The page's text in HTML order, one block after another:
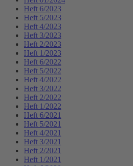
Heft 6/2023
Heft 5/2023
Heft 4/2023
Heft 3/2023
Heft 2/2023
Heft 1/2023
Heft 6/2022
Heft 5/2022
Heft 4/2022
Heft 3/2022
Heft 2/2022
Heft 1/2022
Heft 6/2021
Heft 5/2021
Heft 4/2021
Heft 3/2021
Heft 2/2021
Heft 1/2021